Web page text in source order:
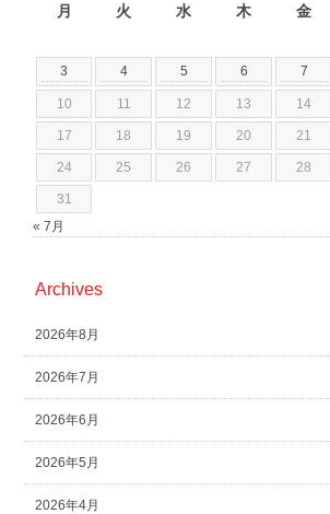
月 火 水 木 金
3 4 5 6 7
10 11 12 13 14
17 18 19 20 21
24 25 26 27 28
31
« 7月
Archives
2026年8月
2026年7月
2026年6月
2026年5月
2026年4月